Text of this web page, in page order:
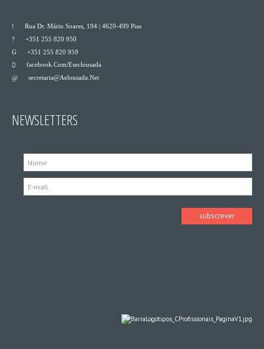
Rua Dr. Mário Soares, 194 | 4620-499 Pias
+351 255 820 950
+351 255 820 959
Facebook.com/eseclousada
Secretaria@aelousada.net
NEWSLETTERS